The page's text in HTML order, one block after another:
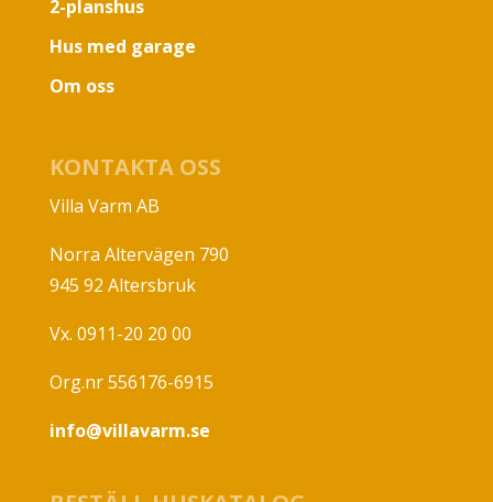
2-planshus
Hus med garage
Om oss
KONTAKTA OSS
Villa Varm AB
Norra Altervägen 790
945 92 Altersbruk
Vx. 0911-20 20 00
Org.nr 556176-6915
info@villavarm.se